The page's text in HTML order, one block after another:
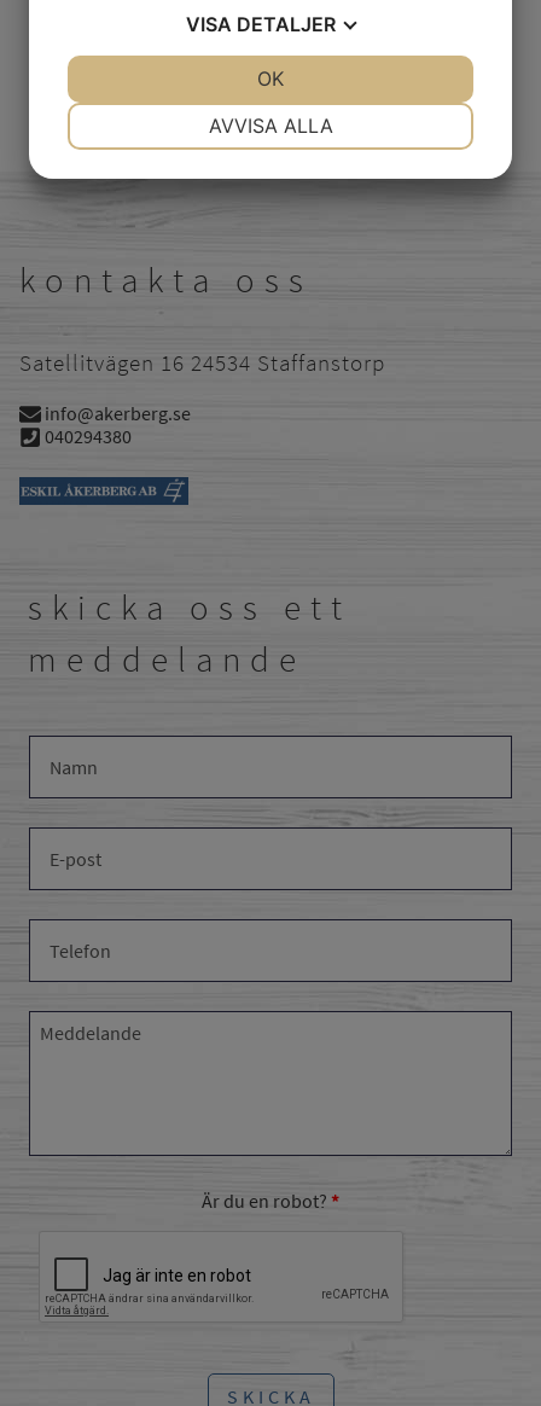
kontakta oss
Satellitvägen 16 24534 Staffanstorp
info@akerberg.se
040294380
skicka oss ett
meddelande
Är du en robot?
SKICKA
VISA DETALJER
AVVISA ALLA
OK